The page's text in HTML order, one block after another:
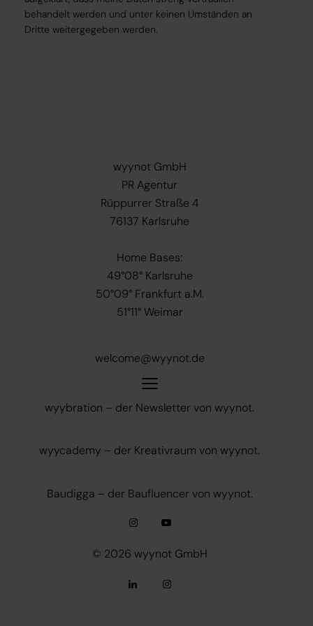
behandelt werden und unter keinen Umständen an
Dritte weitergegeben werden.
wyynot GmbH
PR Agentur
Rüppurrer Straße 4
76137 Karlsruhe
Home Bases:
49°08° Karlsruhe
50°09° Frankfurt a.M.
51°11° Weimar
welcome@wyynot.de
wyybration – der Newsletter von wyynot.
wyycademy – der Kreativraum von wyynot.
Baudigga – der Baufluencer von wyynot.
© 2026 wyynot GmbH